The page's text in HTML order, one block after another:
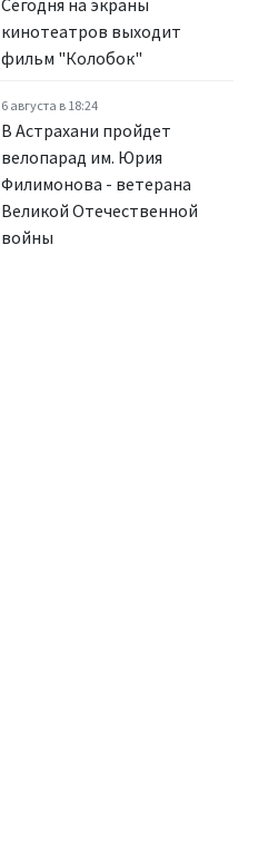
Сегодня на экраны
кинотеатров выходит
фильм "Колобок"
6 августа в 18:24
В Астрахани пройдет
велопарад им. Юрия
Филимонова - ветерана
Великой Отечественной
войны